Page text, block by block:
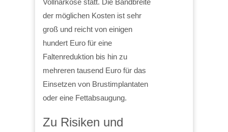
der möglichen Kosten ist sehr
groß und reicht von einigen
hundert Euro für eine
Faltenreduktion bis hin zu
mehreren tausend Euro für das
Einsetzen von Brustimplantaten
oder eine Fettabsaugung.
Zu Risiken und